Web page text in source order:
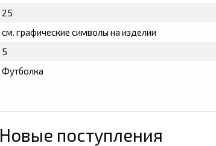
25
см. графические символы на изделии
5
Футболка
Новые поступления